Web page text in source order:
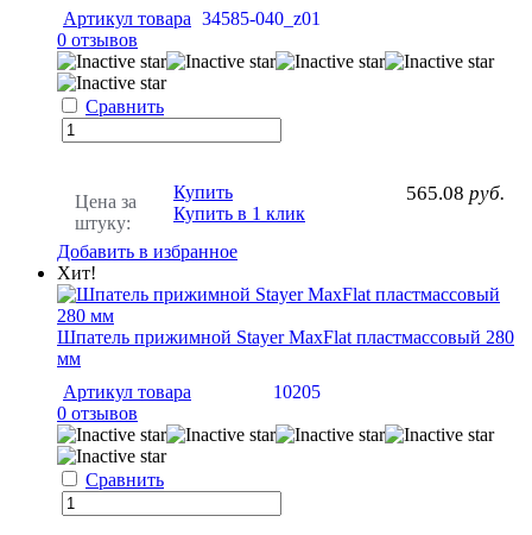
Артикул товара 34585-040_z01
0 отзывов
Сравнить
Цена за
штуку:
565.08 руб.
Купить
Купить в 1 клик
Добавить в избранное
Хит!
Шпатель прижимной Stayer MaxFlat пластмассовый 280
мм
Артикул товара
10205
0 отзывов
Сравнить